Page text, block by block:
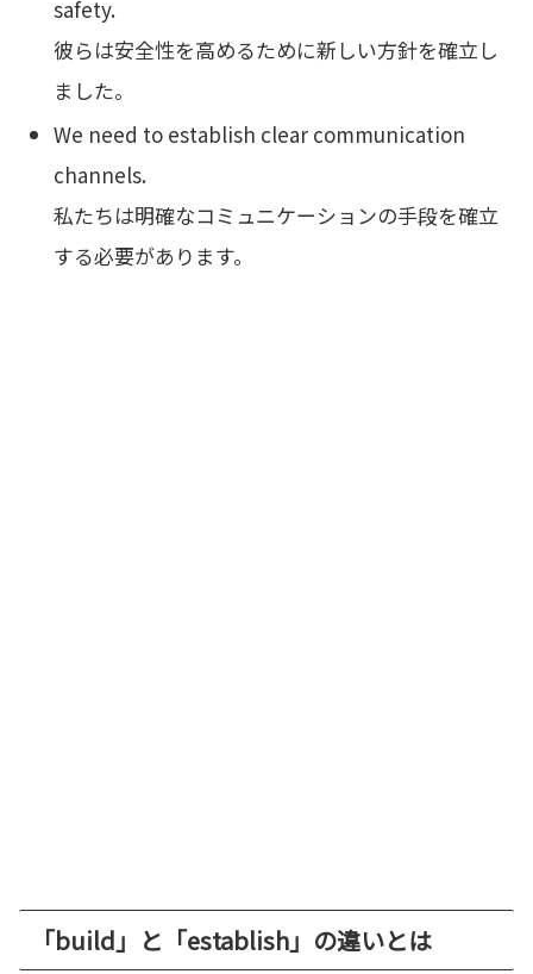
safety.
彼らは安全性を高めるために新しい方針を確立し
ました。
We need to establish clear communication
channels.
私たちは明確なコミュニケーションの手段を確立
する必要があります。
「build」と「establish」の違いとは